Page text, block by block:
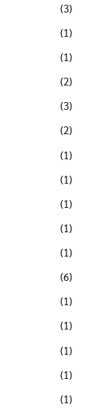
(3)
(1)
(1)
(2)
(3)
(2)
(1)
(1)
(1)
(1)
(1)
(6)
(1)
(1)
(1)
(1)
(1)